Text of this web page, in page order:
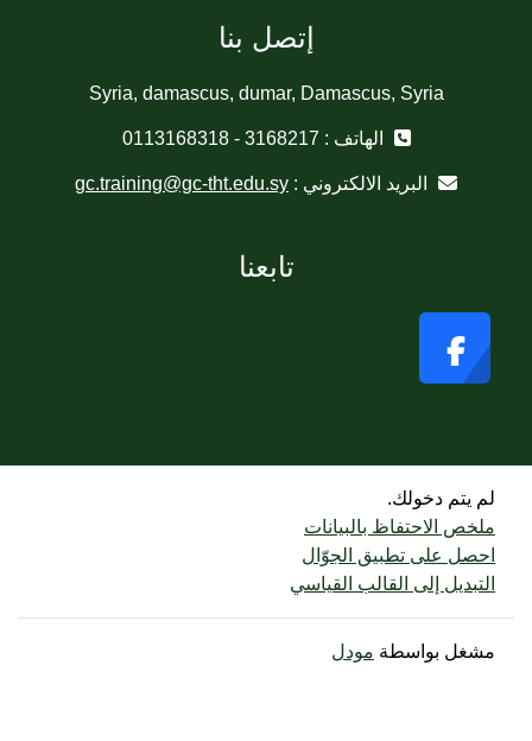
إتصل بنا
Syria, damascus, dumar, Damascus, Syria
الهاتف : 3168217 - 0113168318
البريد الالكتروني : gc.training@gc-tht.edu.sy
تابعنا
لم يتم دخولك.
ملخص الاحتفاظ بالبيانات
احصل على تطبيق الجوّال
التبديل إلى القالب القياسي
مشغل بواسطة مودل